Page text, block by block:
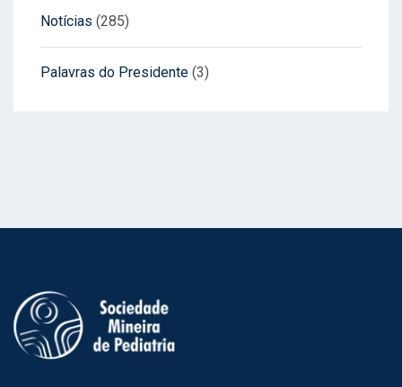
Notícias (285)
Palavras do Presidente (3)